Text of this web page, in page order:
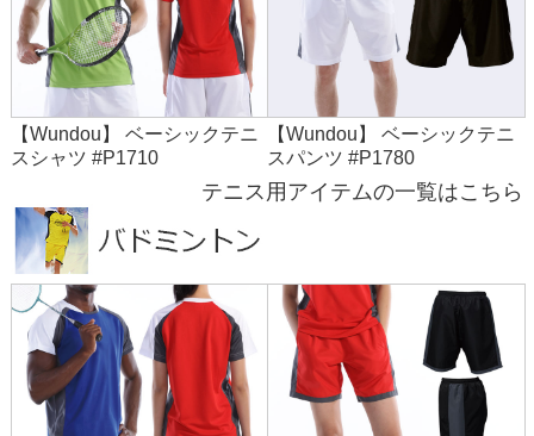
【Wundou】 ベーシックテニ
スシャツ #P1710
【Wundou】 ベーシックテニ
スパンツ #P1780
テニス用アイテムの一覧はこちら